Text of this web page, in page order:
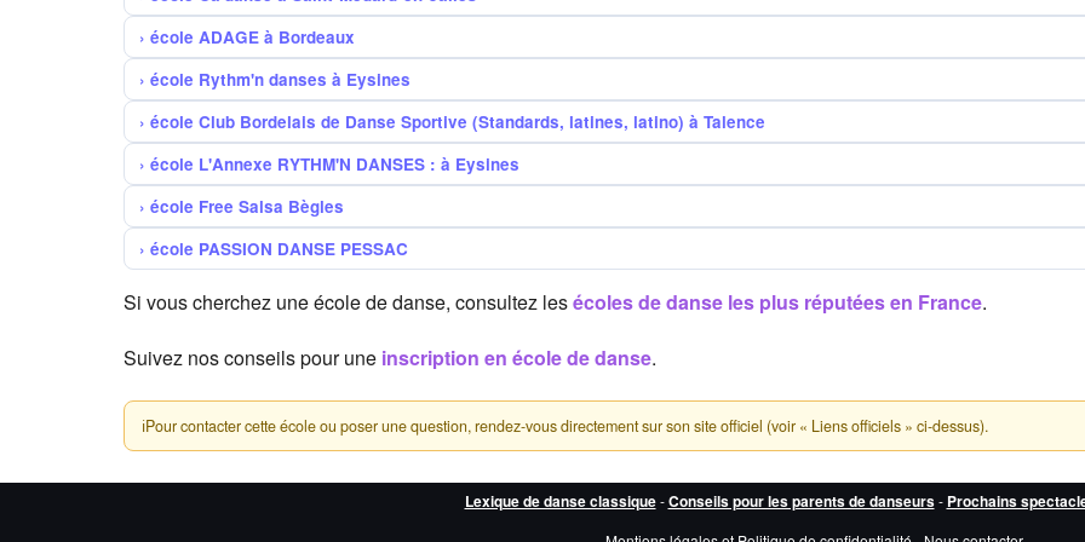
école ADAGE à Bordeaux
école Rythm'n danses à Eysines
école Club Bordelais de Danse Sportive (Standards, latines, latino) à Talence
école L'Annexe RYTHM'N DANSES : à Eysines
école Free Salsa Bègles
école PASSION DANSE PESSAC
Si vous cherchez une école de danse, consultez lesécoles de danse les plus réputées en France.
Suivez nos conseils pour une inscription en école de danse.
ℹPour contacter cette école ou poser une question, rendez-vous directement sur son site officiel (voir « Liens officiels » ci-dessus).
Lexique de danse classique-Conseils pour les parents de danseurs- Prochains